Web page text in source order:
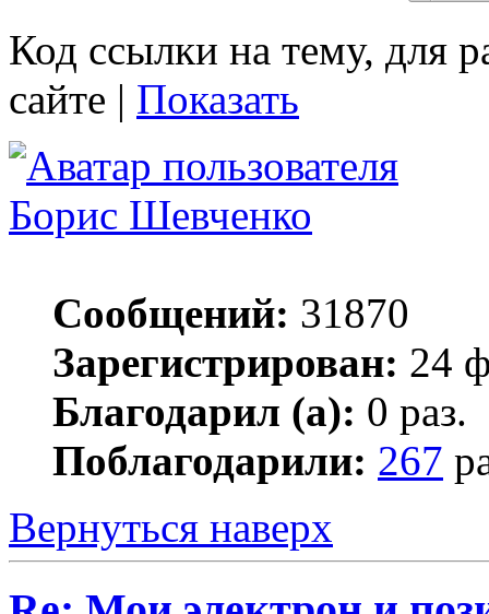
Код ссылки на тему, для
сайте | Показать
Борис Шевченко
Сообщений: 31870
Зарегистрирован: 24
Благодарил (а): 0 раз.
Поблагодарили: 267
Вернуться наверх